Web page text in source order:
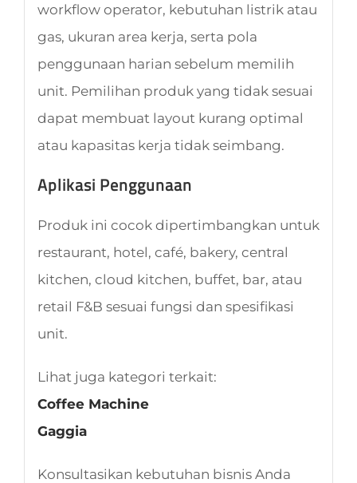
workflow operator, kebutuhan listrik atau
gas, ukuran area kerja, serta pola
penggunaan harian sebelum memilih
unit. Pemilihan produk yang tidak sesuai
dapat membuat layout kurang optimal
atau kapasitas kerja tidak seimbang.
Aplikasi Penggunaan
Produk ini cocok dipertimbangkan untuk
restaurant, hotel, café, bakery, central
kitchen, cloud kitchen, buffet, bar, atau
retail F&B sesuai fungsi dan spesifikasi
unit.
Lihat juga kategori terkait:
Coffee Machine
Gaggia
Konsultasikan kebutuhan bisnis Anda